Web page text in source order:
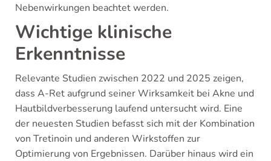
Nebenwirkungen beachtet werden.
Wichtige klinische
Erkenntnisse
Relevante Studien zwischen 2022 und 2025 zeigen,
dass A-Ret aufgrund seiner Wirksamkeit bei Akne und
Hautbildverbesserung laufend untersucht wird. Eine
der neuesten Studien befasst sich mit der Kombination
von Tretinoin und anderen Wirkstoffen zur
Optimierung von Ergebnissen. Darüber hinaus wird ein